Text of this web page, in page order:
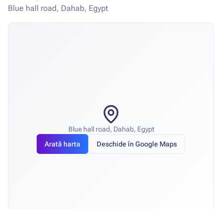
Blue hall road, Dahab, Egypt
Blue hall road, Dahab, Egypt
Arată harta
Deschide în Google Maps